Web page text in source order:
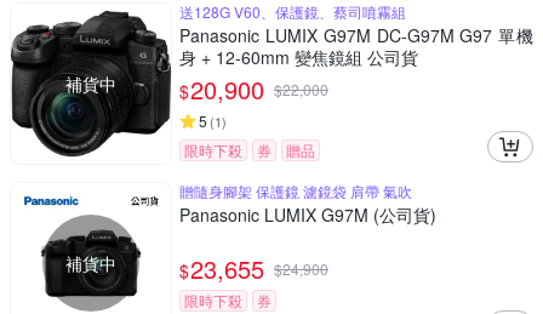
補貨中
送128G V60、保護鏡、蔡司噴霧組
Panasonic LUMIX G97M DC-G97M G97 單機
身 + 12-60mm 變焦鏡組 公司貨
$20,900 $22,000
5 (1)
限時下殺 券 贈品
補貨中
贈隨身腳架 保護鏡 濾鏡袋 肩帶 氣吹
Panasonic LUMIX G97M (公司貨)
$23,655 $24,900
限時下殺
券